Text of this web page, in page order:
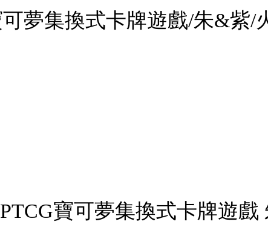
夢集換式卡牌遊戲/朱&紫/
寶可夢集換式卡牌遊戲